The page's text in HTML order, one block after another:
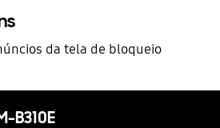
da tela de bloqueio
B310E